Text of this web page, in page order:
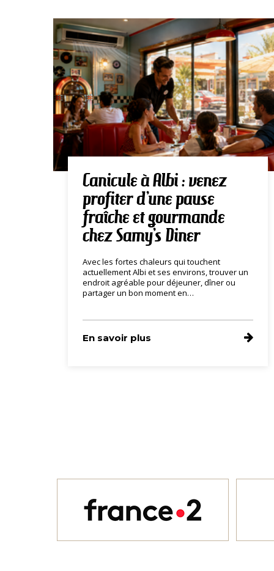
Canicule à Albi : venez
profiter d’une pause
fraîche et gourmande
chez Samy’s Diner
Avec les fortes chaleurs qui touchent
actuellement Albi et ses environs, trouver un
endroit agréable pour déjeuner, dîner ou
partager un bon moment en…
En savoir plus